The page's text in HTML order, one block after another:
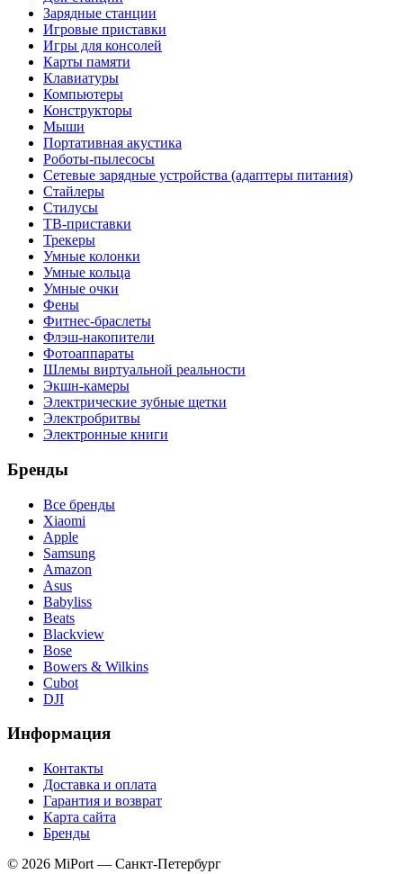
Зарядные станции
Игровые приставки
Игры для консолей
Карты памяти
Клавиатуры
Компьютеры
Конструкторы
Мыши
Портативная акустика
Роботы-пылесосы
Сетевые зарядные устройства (адаптеры питания)
Стайлеры
Стилусы
ТВ-приставки
Трекеры
Умные колонки
Умные кольца
Умные очки
Фены
Фитнес-браслеты
Флэш-накопители
Фотоаппараты
Шлемы виртуальной реальности
Экшн-камеры
Электрические зубные щетки
Электробритвы
Электронные книги
Бренды
Все бренды
Xiaomi
Apple
Samsung
Amazon
Asus
Babyliss
Beats
Blackview
Bose
Bowers & Wilkins
Cubot
DJI
Информация
Контакты
Доставка и оплата
Гарантия и возврат
Карта сайта
Бренды
© 2026 MiPort — Санкт-Петербург